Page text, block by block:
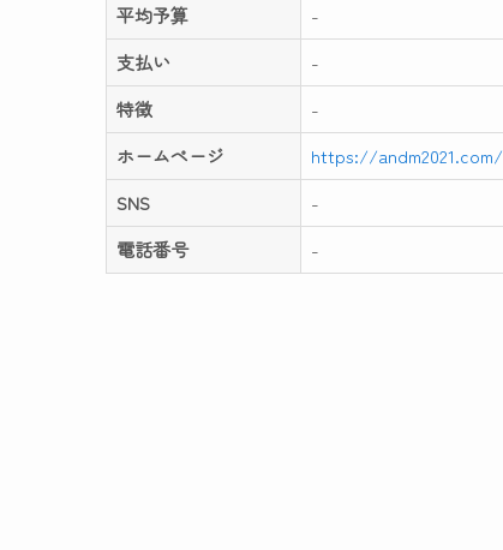
平均予算
-
支払い
-
特徴
-
ホームページ
https://andm2021.com/
SNS
-
電話番号
-